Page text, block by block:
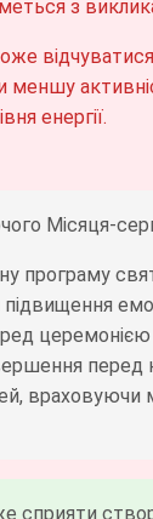
з
енергії.
Місяця-
програму
церемонією
сприяти